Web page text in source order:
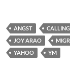
ANGST
JOY ARAO
YAHOO
YM